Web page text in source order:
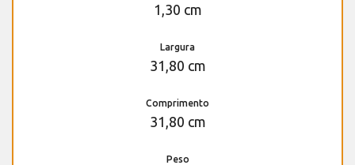
1,30 cm
Largura
31,80 cm
Comprimento
31,80 cm
Peso